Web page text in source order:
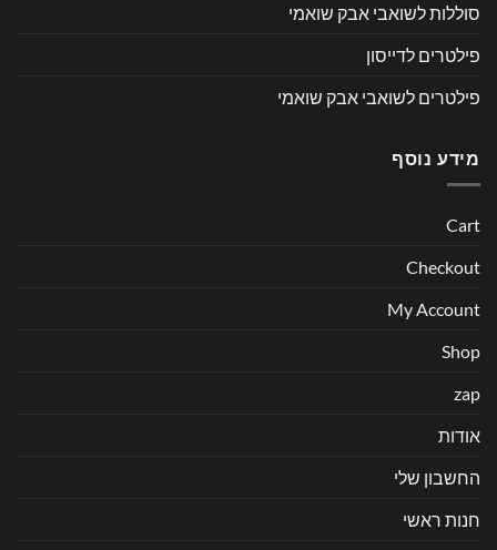
סוללות לשואבי אבק שואמי
פילטרים לדייסון
פילטרים לשואבי אבק שואמי
מידע נוסף
Cart
Checkout
My Account
Shop
zap
אודות
החשבון שלי
חנות ראשי